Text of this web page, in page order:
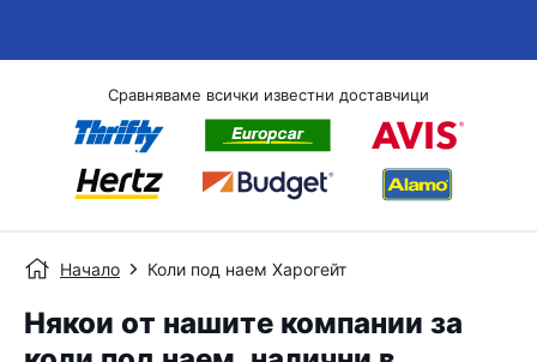
Сравняваме всички известни доставчици
Начало Коли под наем Харогейт
Някои от нашите компании за